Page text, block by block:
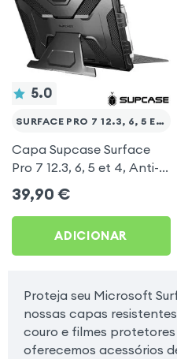
5.0
SURFACE PRO 7 12.3, 6, 5 ET 4
Capa Supcase Surface
Pro 7 12.3, 6, 5 et 4, Anti-
choque com suporte e
Porta stylus, Unicorn
Beetle Pro - Preto
Metalizado
39,90 €
ADICIONAR
Proteja seu Microsoft
nossas capas
couro e filmes
oferecemos acessórios